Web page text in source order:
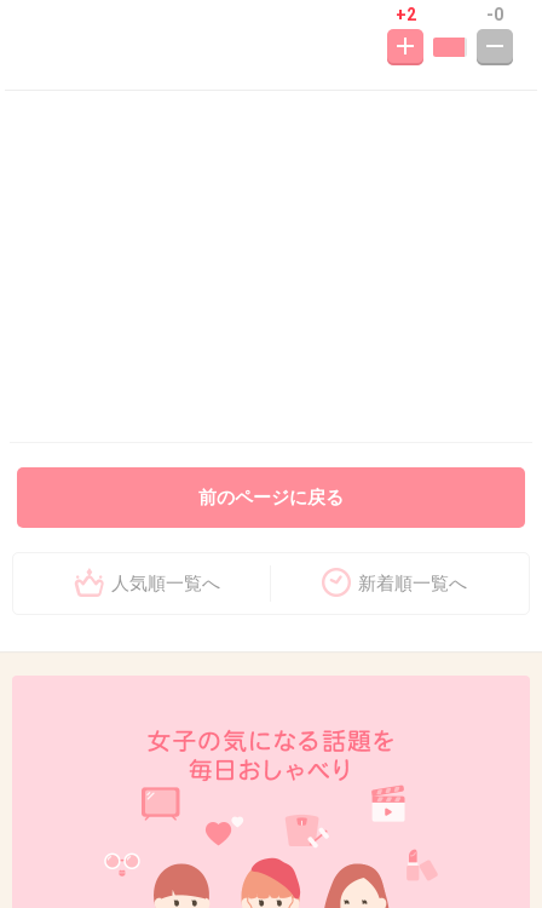
+2 -0
前のページに戻る
人気順一覧へ 新着順一覧へ